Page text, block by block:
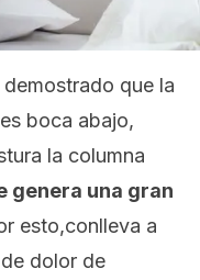
que la
boca abajo,
la columna
genera una gran
esto,conlleva a
dolor de